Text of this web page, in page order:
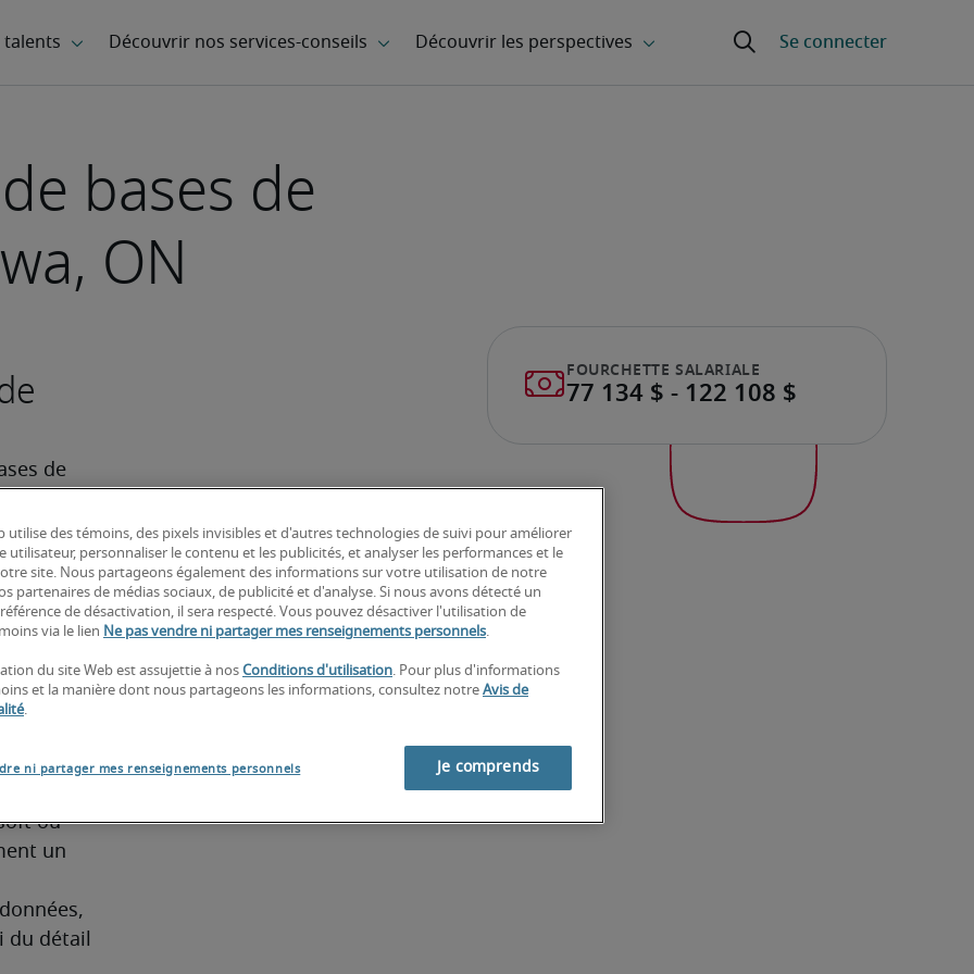
bases de
ON
de
structure
de
Server,
ou
un
du détail
utilise des témoins, des pixels invisibles et d'autres technologies de suivi pour améliorer
utilisateur, personnaliser le contenu et les publicités, et analyser les performances et le
site. Nous partageons également des informations sur votre utilisation de notre
partenaires de médias sociaux, de publicité et d'analyse. Si nous avons détecté un
de désactivation, il sera respecté. Vous pouvez désactiver l'utilisation de
via le lien Ne pas vendre ni partager mes renseignements personnels.
du site Web est assujettie à nos Conditions d'utilisation. Pour plus d'informations
et la manière dont nous partageons les informations, consultez notre Avis de
.
ni partager mes renseignements personnels Je comprends